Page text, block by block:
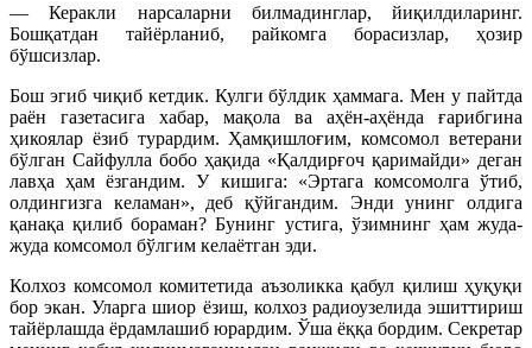
— Керакли нарсаларни билмадинглар, йиқилдиларинг.
Бошқатдан тайёрланиб, райкомга борасизлар, ҳозир
бўшсизлар.
Бош эгиб чиқиб кетдик. Кулги бўлдик ҳаммага. Мен у пайтда
раён газетасига хабар, мақола ва аҳён-аҳёнда ғарибгина
ҳикоялар ёзиб турардим. Ҳамқишлоғим, комсомол ветерани
бўлган Сайфулла бобо ҳақида «Қалдирғоч қаримайди» деган
лавҳа ҳам ёзгандим. У кишига: «Эртага комсомолга ўтиб,
олдингизга келаман», деб қўйгандим. Энди унинг олдига
қанақа қилиб бораман? Бунинг устига, ўзимнинг ҳам жуда-
жуда комсомол бўлгим келаётган эди.
Колхоз комсомол комитетида аъзоликка қабул қилиш ҳуқуқи
бор экан. Уларга шиор ёзиш, колхоз радиоузелида эшиттириш
тайёрлашда ёрдамлашиб юрардим. Ўша ёққа бордим. Секретар